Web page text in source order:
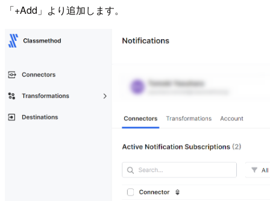
「+Add」より追加します。